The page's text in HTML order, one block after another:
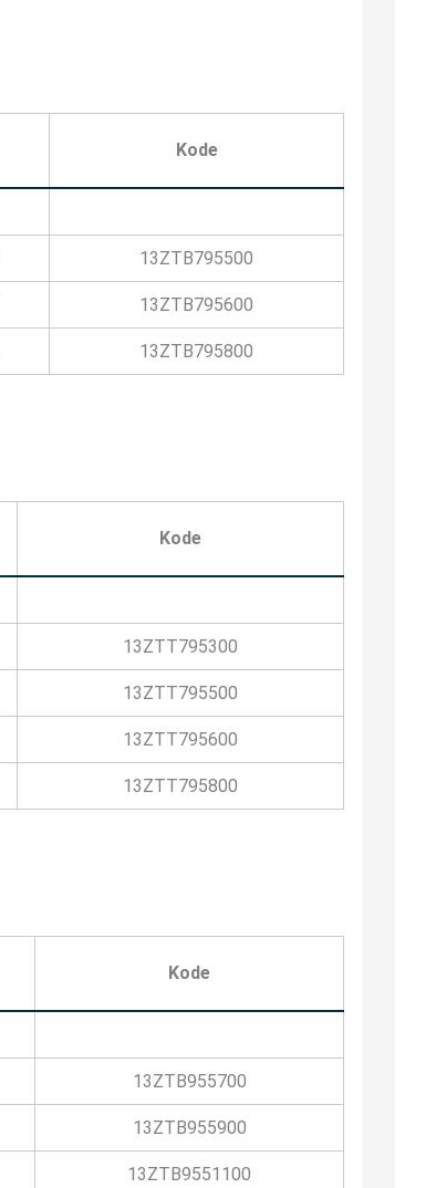
Kode
13ZTB795500
13ZTB795600
13ZTB795800
Kode
13ZTT795300
13ZTT795500
13ZTT795600
13ZTT795800
Kode
13ZTB955700
13ZTB955900
13ZTB9551100